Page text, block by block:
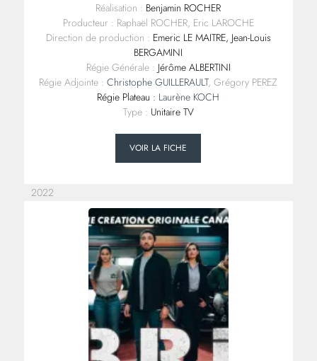
Réalisation : Benjamin ROCHER
Producteur : Raphaël ROCHER, Eric LAROCHE
Direction de production : Emeric LE MAITRE, Jean-Louis
BERGAMINI
Régie Générale : Jérôme ALBERTINI
Régie Adjointe :Christophe GUILLERAULT, Grégory PEREZ
Régie Plateau : Laurène KOCH
Type : Unitaire TV
VOIR LA FICHE
2022